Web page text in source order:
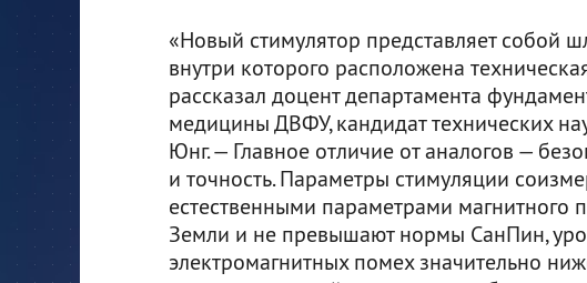
«Новый стимулятор представляет собой
внутри которого расположена
рассказал доцент департамента
медицины ДВФУ, кандидат технических
Юнг. — Главное отличие от аналогов —
и точность. Параметры стимуляции
естественными параметрами магнитного
Земли и не превышают нормы СанПин,
электромагнитных помех значительно